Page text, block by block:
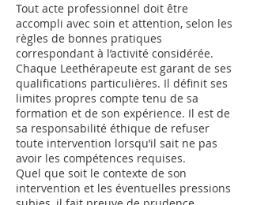
Tout acte professionnel doit être
accompli avec soin et attention, selon les
règles de bonnes pratiques
correspondant à l’activité considérée.
Chaque Leethérapeute est garant de ses
qualifications particulières. Il définit ses
limites propres compte tenu de sa
formation et de son expérience. Il est de
sa responsabilité éthique de refuser
toute intervention lorsqu’il sait ne pas
avoir les compétences requises.
Quel que soit le contexte de son
intervention et les éventuelles pressions